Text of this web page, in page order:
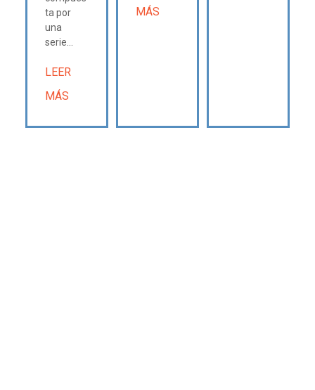
ta por
una
serie...
LEER
MÁS
MÁS